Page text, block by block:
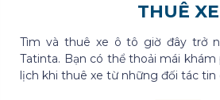
THUÊ XE
Tìm và thuê xe ô tô giờ đây trở
Tatinta. Bạn có thể thoải mái khám
lịch khi thuê xe từ những đối tác tin